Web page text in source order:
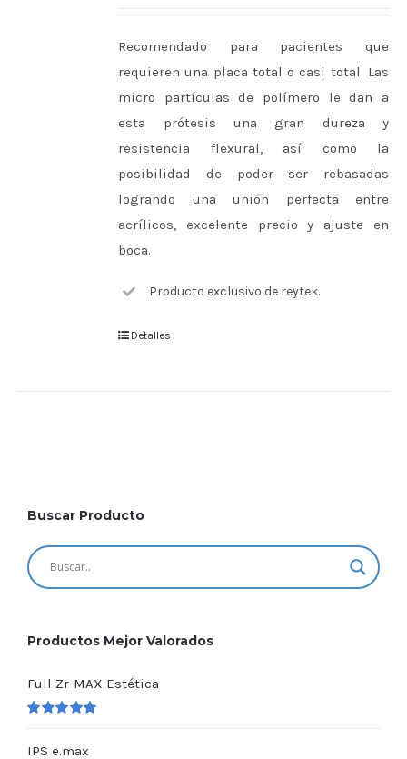
Recomendado para pacientes que
requieren una placa total o casi total. Las
micro partículas de polímero le dan a
esta prótesis una gran dureza y
resistencia flexural, así como la
posibilidad de poder ser rebasadas
logrando una unión perfecta entre
acrílicos, excelente precio y ajuste en
boca.
Producto exclusivo de reytek.
Detalles
Buscar Producto
Productos Mejor Valorados
Full Zr-MAX Estética
IPS e.max